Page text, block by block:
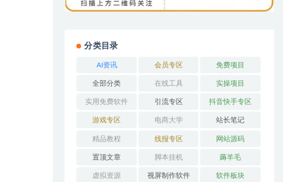
分类目录
AI资讯 会员专区 免费项目
全部分类 在线工具 实操项目
实用免费软件 引流专区 抖音快手专区
游戏专区 电商大学 站长笔记
精品教程 线报专区 网站源码
置顶文章 脚本挂机 薅羊毛
虚拟资源 视屏制作软件 软件板块